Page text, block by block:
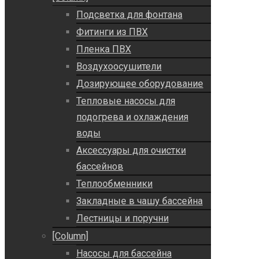
Подсветка для фонтана
Фитинги из ПВХ
Пленка ПВХ
Воздухоосушители
Дозирующее оборудование
Тепловые насосы для
подогрева и охлаждения
воды
Аксессуары для очистки
бассейнов
Теплообменники
Закладные в чашу бассейна
Лестницы и поручни
[Column]
Насосы для бассейна